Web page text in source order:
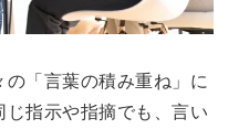
「言葉の積み重ね」に
指示や指摘でも、言い